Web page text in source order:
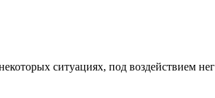
ситуациях, под воздействием